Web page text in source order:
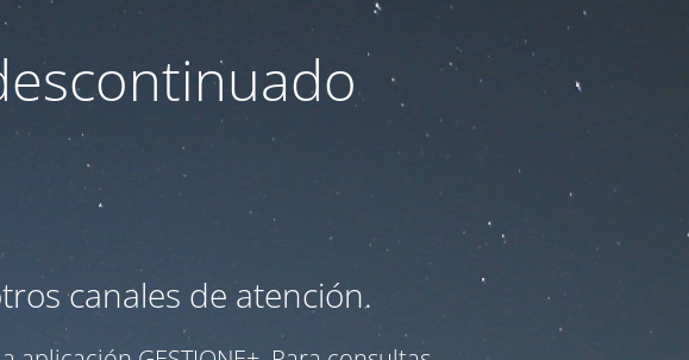
canales de atención.